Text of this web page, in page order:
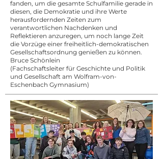
fanden, um die gesamte Schulfamilie gerade in
diesen, die Demokratie und ihre Werte
herausfordernden Zeiten zum
verantwortlichen Nachdenken und
Reflektieren anzuregen, um noch lange Zeit
die Vorzüge einer freiheitlich-demokratischen
Gesellschaftsordnung genießen zu können.
Bruce Schönlein
(Fachschaftsleiter für Geschichte und Politik
und Gesellschaft am Wolfram-von-
Eschenbach Gymnasium)